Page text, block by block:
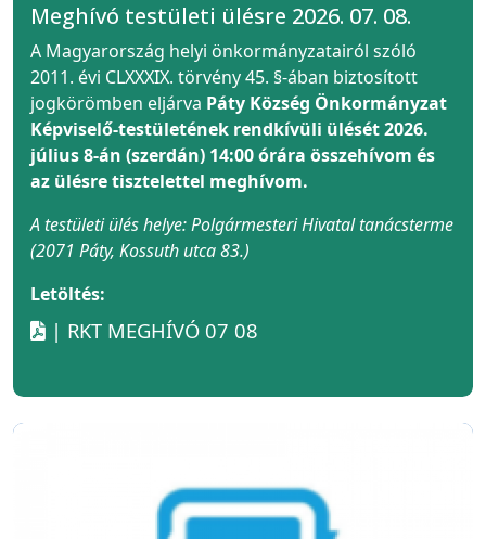
Meghívó testületi ülésre 2026. 07. 08.
A Magyarország helyi önkormányzatairól szóló
2011. évi CLXXXIX. törvény 45. §-ában biztosított
jogkörömben eljárva Páty Község Önkormányzat
Képviselő-testületének rendkívüli ülését 2026.
július 8-án (szerdán) 14:00 órára összehívom és
az ülésre tisztelettel meghívom.
A testületi ülés helye: Polgármesteri Hivatal tanácsterme
(2071 Páty, Kossuth utca 83.)
Letöltés:
| RKT MEGHÍVÓ 07 08